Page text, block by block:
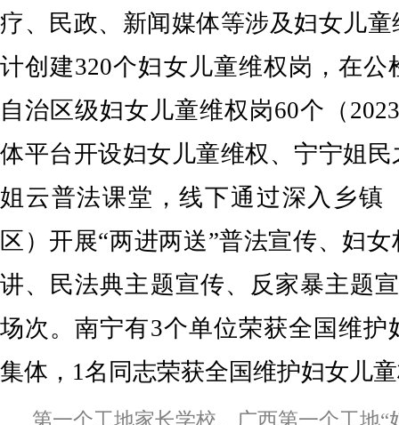
疗、民政、新闻媒体等涉及妇女儿
计创建320个妇女儿童维权岗，在公
自治区级妇女儿童维权岗60个（
体平台开设妇女儿童维权、宁宁姐
姐云普法课堂，线下通过深入乡镇
区）开展“两进两送”普法宣传、妇
讲、民法典主题宣传、反家暴主题
场次。南宁有3个单位荣获全国维护
集体，1名同志荣获全国维护妇女儿
第一个工地家长学校、广西第一个工地“